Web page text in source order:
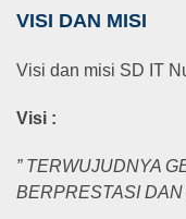
VISI DAN MISI
Visi dan misi SD IT
Visi :
” TERWUJUDNYA
BERPRESTASI